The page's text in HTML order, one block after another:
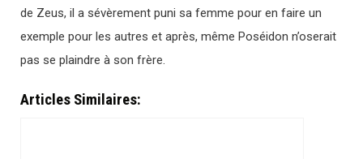
de Zeus, il a sévèrement puni sa femme pour en faire un
exemple pour les autres et après, même Poséidon n’oserait
pas se plaindre à son frère.
Articles Similaires: